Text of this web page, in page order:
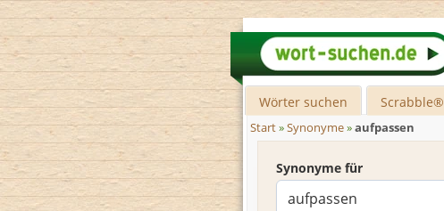
Wörter suchen Scrabble®
Start»Synonyme»aufpassen
Synonyme für